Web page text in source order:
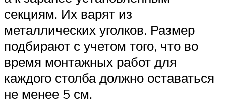
секциям. Их варят из
металлических уголков. Размер
подбирают с учетом того, что во
время монтажных работ для
каждого столба должно оставаться
не менее 5 см.